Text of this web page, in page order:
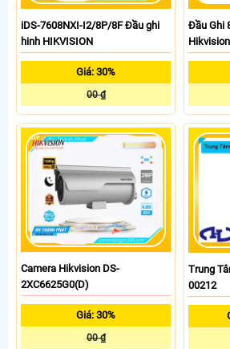
iDS-7608NXI-I2/8P/8F Đầu ghi
hinh HIKVISION
Giá: 30%
00 ₫
Đầu Ghi
Camera Hikvision DS-
2XC6625G0(D)
Giá: 30%
00 ₫
Trung
00212